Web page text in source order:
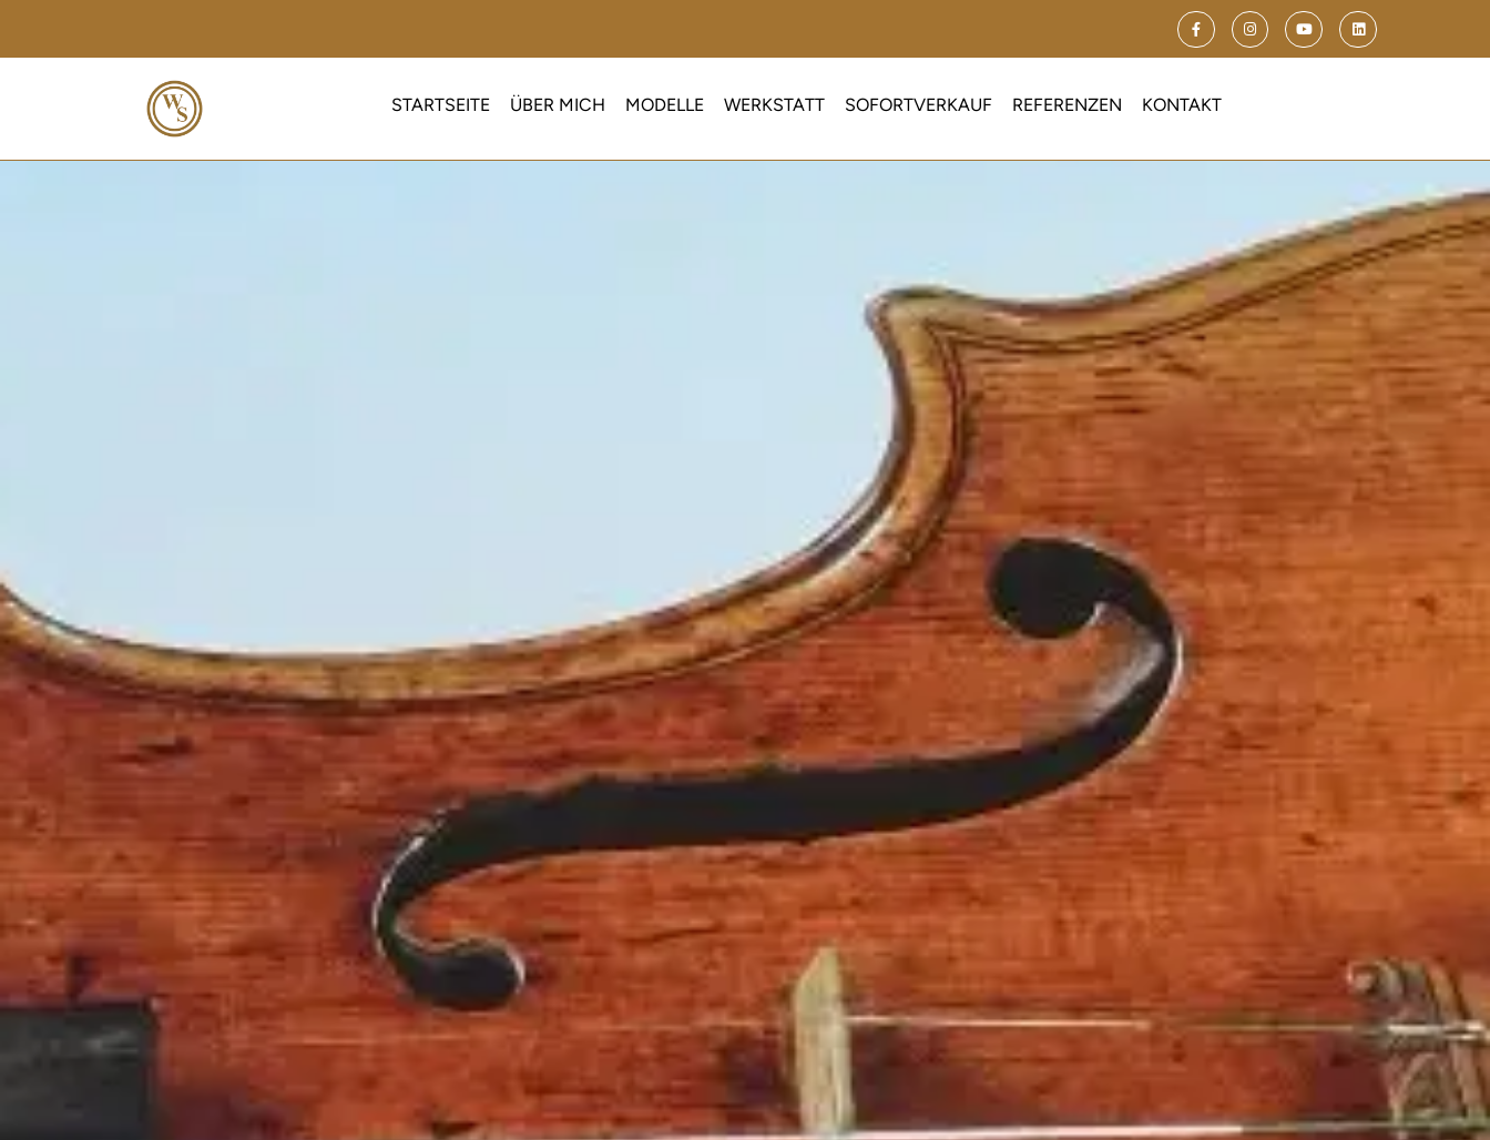
STARTSEITE ÜBER MICH MODELLE WERKSTATT SOFORTVERKAUF REFERENZEN KONTAKT